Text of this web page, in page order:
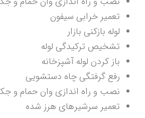
تعمیر خرابی سیفون
لوله بازکنی بازار
تشخیص ترکیدگی لوله
باز کردن لوله آشپزخانه
رفع گرفتگی چاه دستشویی
نصب و راه اندازی وان حمام و
تعمیر سرشیر‌های هرز شده